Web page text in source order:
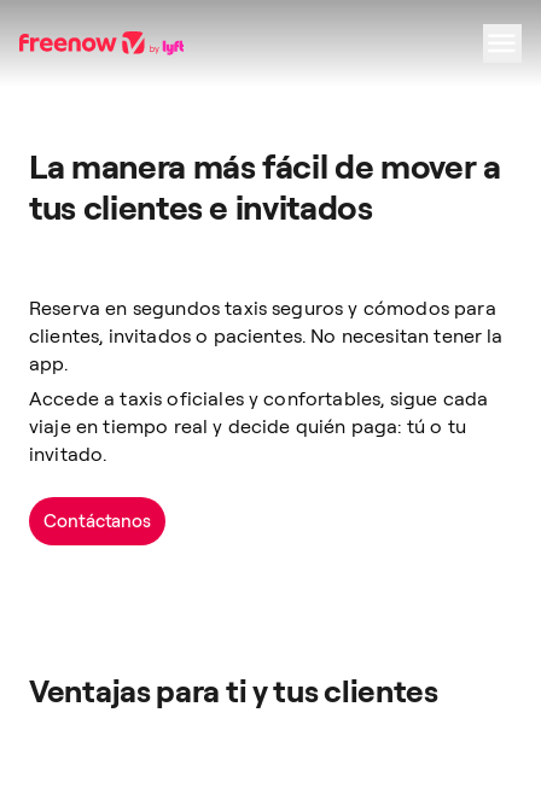
La manera más fácil de mover a
tus clientes e invitados
Reserva en segundos taxis seguros y cómodos para
clientes, invitados o pacientes. No necesitan tener la
app.
Accede a taxis oficiales y confortables, sigue cada
viaje en tiempo real y decide quién paga: tú o tu
invitado.
Contáctanos
Ventajas para ti y tus clientes